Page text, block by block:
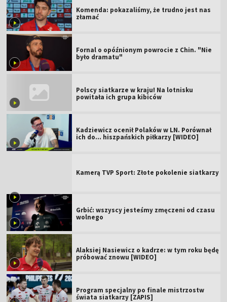
Komenda: pokazaliśmy, że trudno jest nas
złamać
Fornal o opóźnionym powrocie z Chin. "Nie
było dramatu"
Polscy siatkarze w kraju! Na lotnisku
powitała ich grupa kibiców
Kadziewicz ocenił Polaków w LN. Porównał
ich do... hiszpańskich piłkarzy [WIDEO]
Kamerą TVP Sport: Złote pokolenie siatkarzy
Grbić: wszyscy jesteśmy zmęczeni od czasu
wolnego
Alaksiej Nasiewicz o kadrze: w tym roku będę
próbować znowu [WIDEO]
Program specjalny po finale mistrzostw
świata siatkarzy [ZAPIS]